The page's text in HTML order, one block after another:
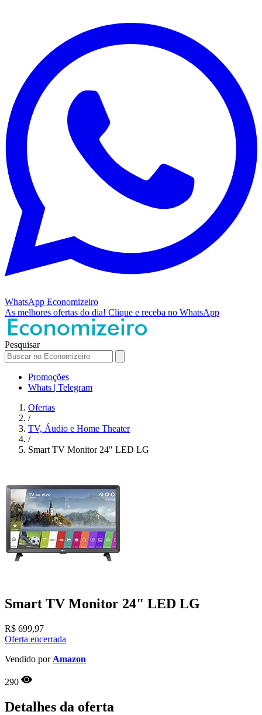
WhatsApp Economizeiro
As melhores ofertas do dia! Clique e receba no WhatsApp
Pesquisar
Promoções
Whats | Telegram
Ofertas
/
TV, Áudio e Home Theater
/
Smart TV Monitor 24" LED LG
Smart TV Monitor 24" LED LG
R$ 699,97
Oferta encerrada
Vendido por Amazon
290
Detalhes da oferta